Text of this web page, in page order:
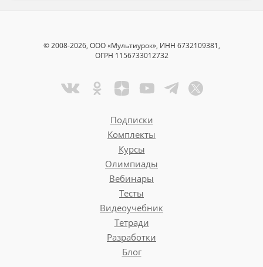
© 2008-2026, ООО «Мультиурок», ИНН 6732109381,
ОГРН 1156733012732
Подписки
Комплекты
Курсы
Олимпиады
Вебинары
Тесты
Видеоучебник
Тетради
Разработки
Блог